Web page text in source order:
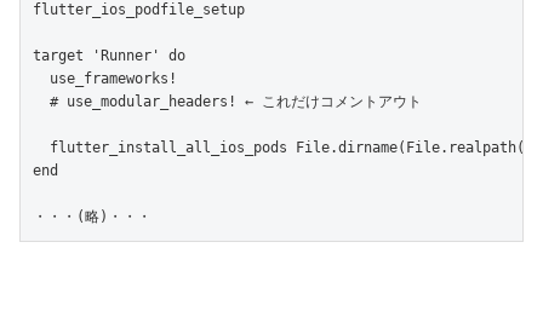
flutter_ios_podfile_setup
target 'Runner' do
  use_frameworks!
  # use_modular_headers! ← これだけコメントアウト
flutter_install_all_ios_pods
end